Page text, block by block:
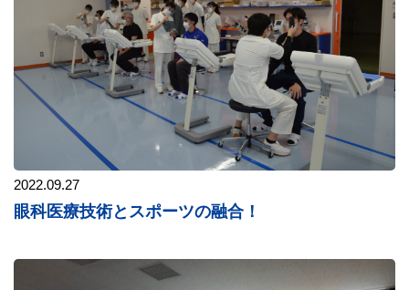
2022.09.27
眼科医療技術とスポーツの融合！